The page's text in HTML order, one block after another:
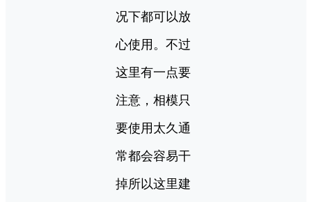
况下都可以放
心使用。不过
这里有一点要
注意，相模只
要使用太久通
常都会容易干
掉所以这里建